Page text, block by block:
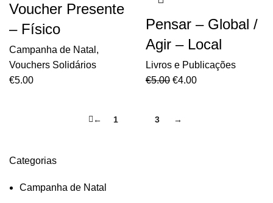
Categorias
Campanha de Natal
Voucher Presente
– Físico
Campanha de Natal ,
Vouchers Solidários
€5.00
Pensar – Global /
Agir – Local
Livros e Publicações
€5.00 €4.00
← 1 3 →